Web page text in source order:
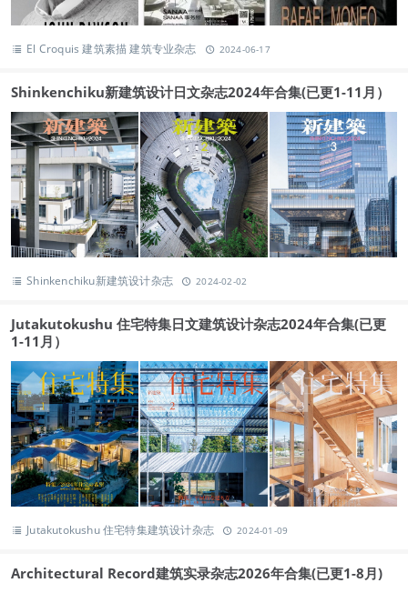
El Croquis 建筑素描 建筑专业杂志 2024-06-17
Shinkenchiku新建筑设计日文杂志2024年合集(已更1-11月）
Shinkenchiku新建筑设计杂志 2024-02-02
Jutakutokushu 住宅特集日文建筑设计杂志2024年合集(已更
1-11月）
Jutakutokushu 住宅特集建筑设计杂志 2024-01-09
Architectural Record建筑实录杂志2026年合集(已更1-8月)